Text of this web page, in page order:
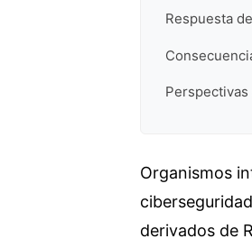
Respuesta
Organismos
derivados de